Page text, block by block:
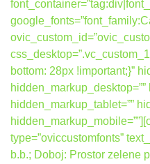
bottom: 28px !important;}”
hidden_markup_tablet=””
type=”oviccustomfonts”
b.b.; Doboj: Prostor zelene